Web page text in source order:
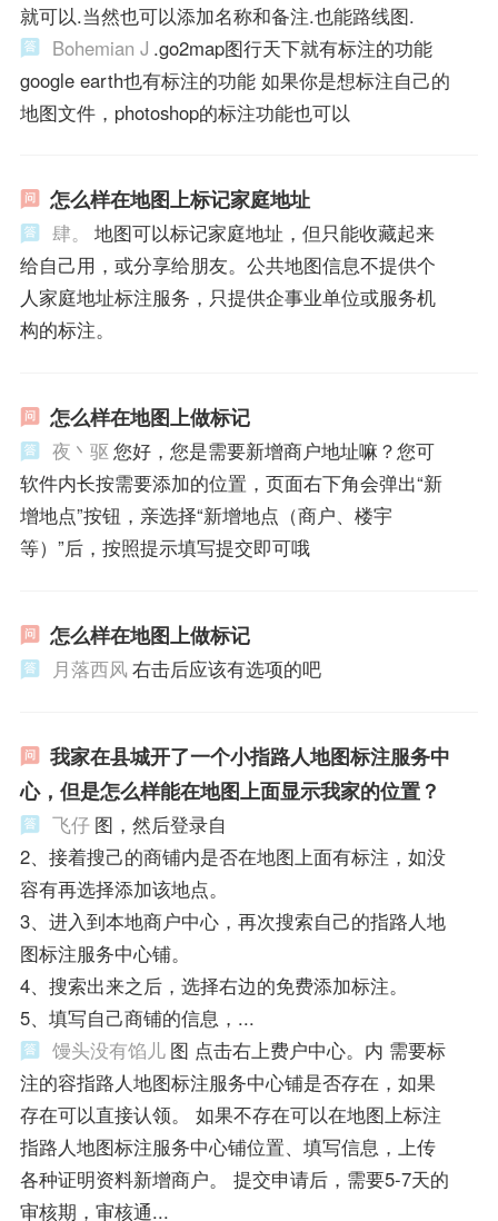
就可以.当然也可以添加名称和备注.也能路线图.
Bohemian J .go2map图行天下就有标注的功能
google earth也有标注的功能 如果你是想标注自己的
地图文件，photoshop的标注功能也可以
怎么样在地图上标记家庭地址
肆。
地图可以标记家庭地址，但只能收藏起来
给自己用，或分享给朋友。公共地图信息不提供个
人家庭地址标注服务，只提供企事业单位或服务机
构的标注。
怎么样在地图上做标记
夜丶驱 您好，您是需要新增商户地址嘛？您可
软件内长按需要添加的位置，页面右下角会弹出“新
增地点”按钮，亲选择“新增地点（商户、楼宇
等）”后，按照提示填写提交即可哦
怎么样在地图上做标记
月落西风 右击后应该有选项的吧
我家在县城开了一个小指路人地图标注服务中
心，但是怎么样能在地图上面显示我家的位置？
飞仔 图，然后登录自
2、接着搜己的商铺内是否在地图上面有标注，如没
容有再选择添加该地点。
3、进入到本地商户中心，再次搜索自己的指路人地
图标注服务中心铺。
4、搜索出来之后，选择右边的免费添加标注。
5、填写自己商铺的信息，...
馒头没有馅儿 图 点击右上费户中心。内 需要标
注的容指路人地图标注服务中心铺是否存在，如果
存在可以直接认领。 如果不存在可以在地图上标注
指路人地图标注服务中心铺位置、填写信息，上传
各种证明资料新增商户。 提交申请后，需要5-7天的
审核期，审核通...